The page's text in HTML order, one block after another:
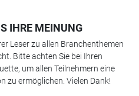
IHRE MEINUNG
Leser zu allen Branchenthemen
Bitte achten Sie bei Ihren
um allen Teilnehmern eine
zu ermöglichen. Vielen Dank!